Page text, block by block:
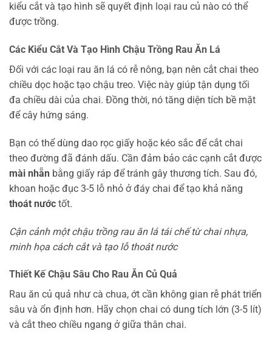
kiểu cắt và tạo hình sẽ quyết định loại rau củ nào có thể
được trồng.
Các Kiểu Cắt Và Tạo Hình Chậu Trồng Rau Ăn Lá
Đối với các loại rau ăn lá có rễ nông, bạn nên cắt chai theo
chiều dọc hoặc tạo chậu treo. Việc này giúp tận dụng tối
đa chiều dài của chai. Đồng thời, nó tăng diện tích bề mặt
để cây hứng sáng.
Bạn có thể dùng dao rọc giấy hoặc kéo sắc để cắt chai
theo đường đã đánh dấu. Cần đảm bảo các cạnh cắt được
mài nhẵn bằng giấy ráp để tránh gây thương tích. Sau đó,
khoan hoặc đục 3-5 lỗ nhỏ ở đáy chai để tạo khả năng
thoát nước tốt.
Cận cảnh một chậu trồng rau ăn lá tái chế từ chai nhựa,
minh họa cách cắt và tạo lỗ thoát nước
Thiết Kế Chậu Sâu Cho Rau Ăn Củ Quả
Rau ăn củ quả như cà chua, ớt cần không gian rễ phát triển
sâu và ổn định hơn. Hãy chọn chai có dung tích lớn (3-5 lít)
và cắt theo chiều ngang ở giữa thân chai.